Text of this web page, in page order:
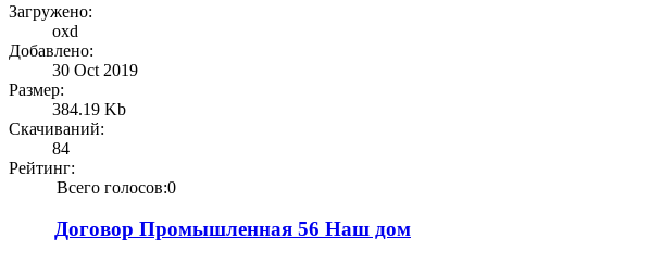
Загружено:
oxd
Добавлено:
30 Oct 2019
Размер:
384.19 Kb
Скачиваний:
84
Рейтинг:
Всего голосов:0
Договор Промышленная 56 Наш дом